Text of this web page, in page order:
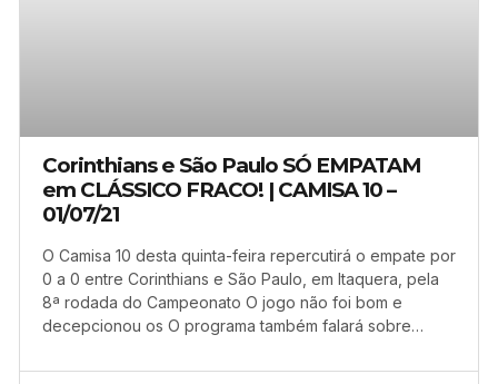
Corinthians e São Paulo SÓ EMPATAM
em CLÁSSICO FRACO! | CAMISA 10 –
01/07/21
O Camisa 10 desta quinta-feira repercutirá o empate por
0 a 0 entre Corinthians e São Paulo, em Itaquera, pela
8ª rodada do Campeonato O jogo não foi bom e
decepcionou os O programa também falará sobre…